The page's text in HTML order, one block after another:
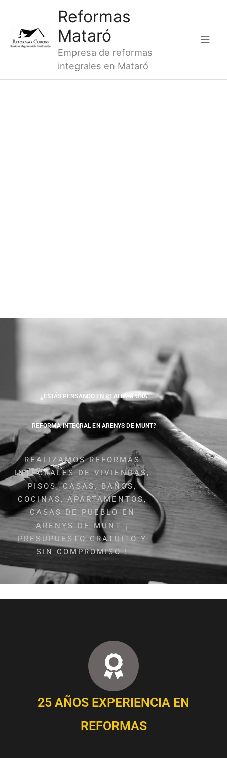
contenido
Reformas
Mataró
Empresa de reformas
integrales en Mataró
¿ESTÁS PENSANDO EN REALIZAR UNA
REFORMA INTEGRAL EN ARENYS DE MUNT?
REALIZAMOS REFORMAS
INTEGRALES DE VIVIENDAS,
PISOS, CASAS, BAÑOS,
COCINAS, APARTAMENTOS,
CASAS DE PUEBLO EN
ARENYS DE MUNT ¡
PRESUPUESTO GRATUITO Y
SIN COMPROMISO !
25 AÑOS EXPERIENCIA EN
REFORMAS